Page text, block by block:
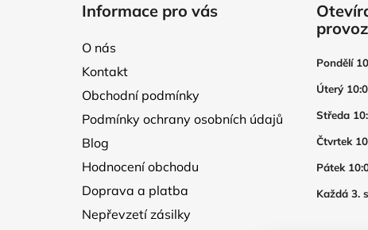
Informace pro vás
O nás
Kontakt
Obchodní podmínky
Podmínky ochrany osobních údajů
Blog
Hodnocení obchodu
Doprava a platba
Nepřevzetí zásilky
Pondělí
Úterý
Středa
Čtvrtek
Pátek
Každá 3.